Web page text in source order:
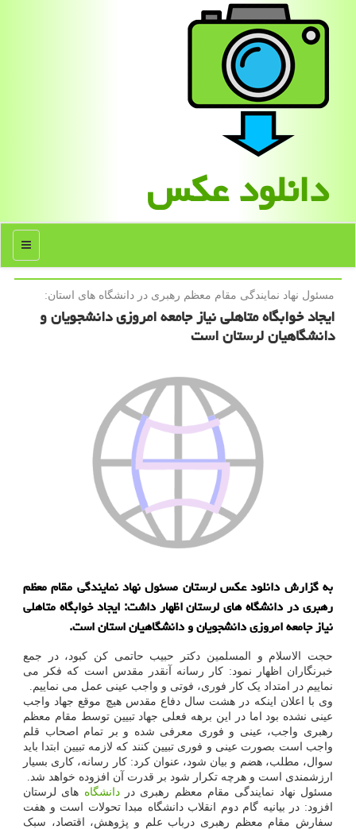
دانلود عكس
منو
مسئول نهاد نمایندگی مقام معظم رهبری در دانشگاه های استان:
ایجاد خوابگاه متاهلی نیاز جامعه امروزی دانشجویان و
دانشگاهیان لرستان است
به گزارش دانلود عکس لرستان مسئول نهاد نمایندگی مقام معظم
رهبری در دانشگاه های لرستان اظهار داشت: ایجاد خوابگاه متاهلی
نیاز جامعه امروزی دانشجویان و دانشگاهیان استان است.
حجت الاسلام و المسلمین دکتر حبیب حاتمی کن کبود، در جمع
خبرنگاران اظهار نمود: کار رسانه آنقدر مقدس است که فکر می
نماییم در امتداد یک کار فوری، فوتی و واجب عینی عمل می نماییم.
وی با اعلان اینکه در هشت سال دفاع مقدس هیچ موقع جهاد واجب
عینی نشده بود اما در این برهه فعلی جهاد تبیین توسط مقام معظم
رهبری واجب، عینی و فوری معرفی شده و بر تمام اصحاب قلم
واجب است بصورت عینی و فوری تبیین کنند که لازمه تبیین ابتدا باید
سوال، مطلب، هضم و بیان شود، عنوان کرد: کار رسانه، کاری بسیار
ارزشمندی است و هرچه تکرار شود بر قدرت آن افزوده خواهد شد.
مسئول نهاد نمایندگی مقام معظم رهبری دردانشگاه های لرستان
افزود: در بیانیه گام دوم انقلاب دانشگاه مبدا تحولات است و هفت
سفارش مقام معظم رهبری درباب علم و پژوهش، اقتصاد، سبک